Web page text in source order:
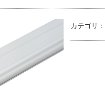
カテゴリ：